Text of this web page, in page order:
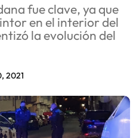
fue clave, ya que
en el interior del
la evolución del
2021